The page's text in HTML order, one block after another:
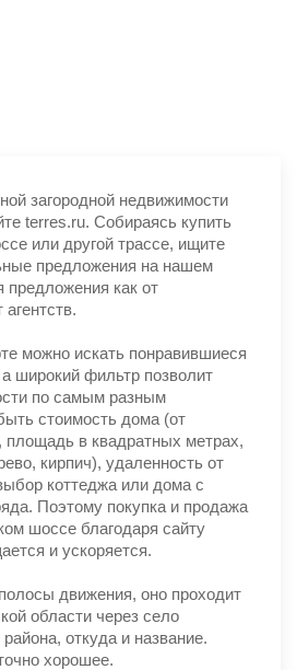
загородной недвижимости
terres.ru. Собираясь купить
или другой трассе, ищите
предложения на нашем
предложения как от
можно искать понравившиеся
широкий фильтр позволит
по самым разным
стоимость дома (от
площадь в квадратных метрах,
кирпич), удаленность от
коттеджа или дома с
Поэтому покупка и продажа
шоссе благодаря сайту
и ускоряется.
движения, оно проходит
области через село
откуда и название.
хорошее.